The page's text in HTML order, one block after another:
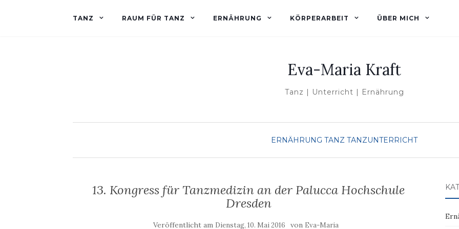
TANZ RAUM FÜR TANZ ERNÄHRUNG KÖRPERARBEIT ÜBER MICH
Eva-Maria Kraft
Tanz | Unterricht | Ernährung
ERNÄHRUNG TANZ TANZUNTERRICHT
13. Kongress für Tanzmedizin an der Palucca Hochschule
Dresden
Veröffentlicht am Dienstag, 10. Mai 2016 von Eva-Maria